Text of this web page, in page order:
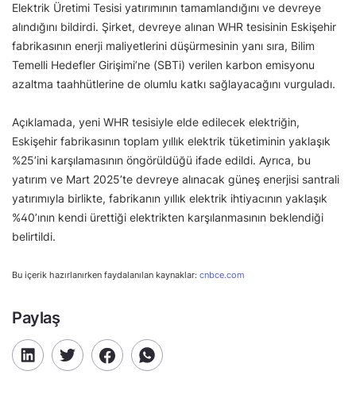
Elektrik Üretimi Tesisi yatırımının tamamlandığını ve devreye
alındığını bildirdi. Şirket, devreye alınan WHR tesisinin Eskişehir
fabrikasının enerji maliyetlerini düşürmesinin yanı sıra, Bilim
Temelli Hedefler Girişimi’ne (SBTi) verilen karbon emisyonu
azaltma taahhütlerine de olumlu katkı sağlayacağını vurguladı.
Açıklamada, yeni WHR tesisiyle elde edilecek elektriğin,
Eskişehir fabrikasının toplam yıllık elektrik tüketiminin yaklaşık
%25’ini karşılamasının öngörüldüğü ifade edildi. Ayrıca, bu
yatırım ve Mart 2025’te devreye alınacak güneş enerjisi santrali
yatırımıyla birlikte, fabrikanın yıllık elektrik ihtiyacının yaklaşık
%40’ının kendi ürettiği elektrikten karşılanmasının beklendiği
belirtildi.
Bu içerik hazırlanırken faydalanılan kaynaklar: cnbce.com
Paylaş